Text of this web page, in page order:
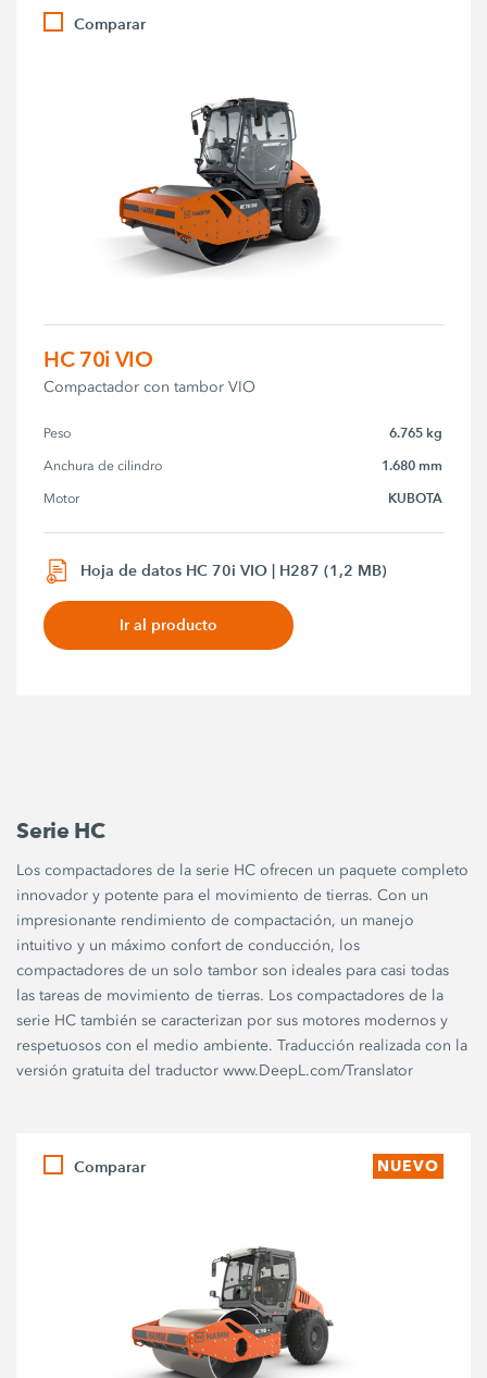
Comparar
HC 70i VIO
Compactador con tambor VIO
Peso 6.765 kg
Anchura de cilindro 1.680 mm
Motor KUBOTA
Hoja de datos HC 70i VIO | H287 (1,2 MB)
Ir al producto
Serie HC
Los compactadores de la serie HC ofrecen un paquete completo
innovador y potente para el movimiento de tierras. Con un
impresionante rendimiento de compactación, un manejo
intuitivo y un máximo confort de conducción, los
compactadores de un solo tambor son ideales para casi todas
las tareas de movimiento de tierras. Los compactadores de la
serie HC también se caracterizan por sus motores modernos y
respetuosos con el medio ambiente. Traducción realizada con la
versión gratuita del traductor www.DeepL.com/Translator
Comparar NUEVO